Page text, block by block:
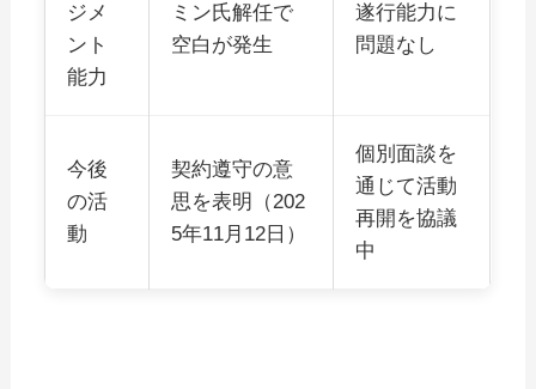
ジメ
ント
能力
ミン氏解任で
空白が発生
遂行能力に
問題なし
今後
の活
動
契約遵守の意
思を表明（202
5年11月12日）
個別面談を
通じて活動
再開を協議
中